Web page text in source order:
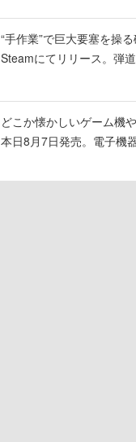
“手作業”で巨大要塞を操
Steamにてリリース。弾
どこか懐かしいゲーム機
本日8月7日発売。電子機